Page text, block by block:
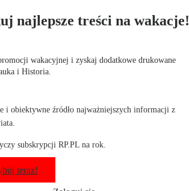
najlepsze treści na wakacje!
wakacyjnej i zyskaj dodatkowe drukowane
i Historia.
i obiektywne źródło najważniejszych informacji z
subskrypcji RP.PL na rok.
teraz!